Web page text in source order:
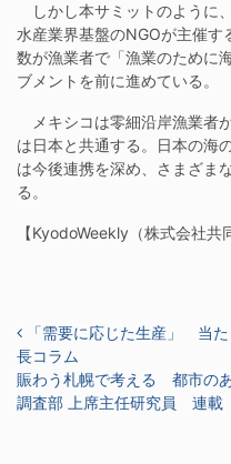
しかし本サミットのように
水産業界基盤のNGOが主催す
数が漁業者で「漁業のために
ブメントを前に進めている。
メキシコは零細沿岸漁業者
は日本と共通する。日本の海
は今後連携を深め、さまざま
る。
【KyodoWeekly（株式会社
投稿ナビゲーシ
「需要に応じた生産」 当
長コラム
賑わう札幌で考える 都市の
調査部 上席主任研究員 連載